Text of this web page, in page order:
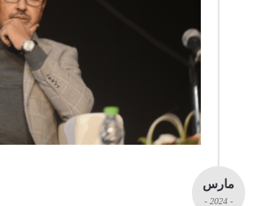
مارس
- 2024 -